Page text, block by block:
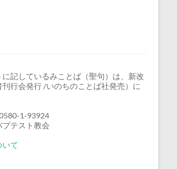
に記しているみことば（聖句）は、新改
行会発行 /いのちのことば社発売）に
1-93924
テスト教会
て